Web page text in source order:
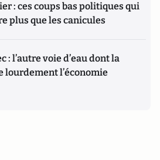
: ces coups bas politiques qui
plus que les canicules
: l’autre voie d’eau dont la
l’économie